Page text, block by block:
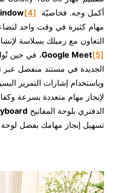
أكمل وجه. فخاصيّة
[4]
مهام كثيرة في وقت واحد
التعاون مع زميلك بسلاسة
Google Meet[5]
، في حين
وباستخدام إشارات التمرير
لإنجاز مهام متعددة بسرعة
الدفتري بلوحة المفاتيح
تسهيل إنجاز مهامك بفضل لوحة